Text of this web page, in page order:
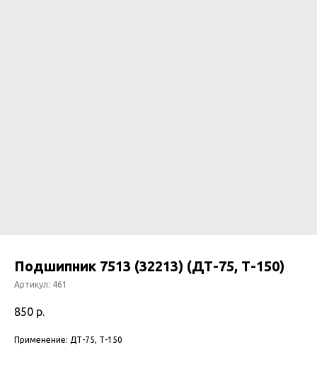
Подшипник 7513 (32213) (ДТ-75, Т-150)
Артикул: 461
850 р.
Применение: ДТ-75, Т-150